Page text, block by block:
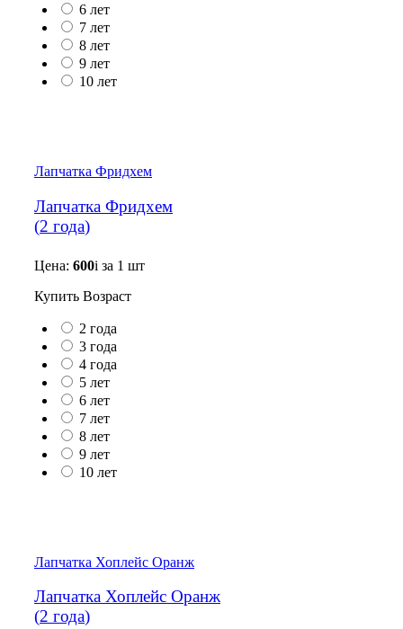
6 лет
7 лет
8 лет
9 лет
10 лет
Лапчатка Фридхем
Лапчатка Фридхем
(2 года)
Цена: 600i за 1 шт
Купить Возраст
2 года
3 года
4 года
5 лет
6 лет
7 лет
8 лет
9 лет
10 лет
Лапчатка Хоплейс Оранж
Лапчатка Хоплейс Оранж
(2 года)